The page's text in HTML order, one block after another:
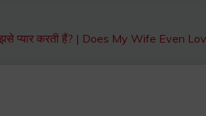
मुझसे प्यार करती हैं? | Does My Wife Even